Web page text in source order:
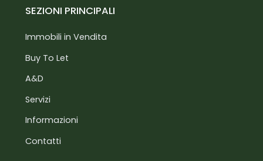
SEZIONI PRINCIPALI
Immobili in Vendita
Buy To Let
A&D
Servizi
Informazioni
Contatti